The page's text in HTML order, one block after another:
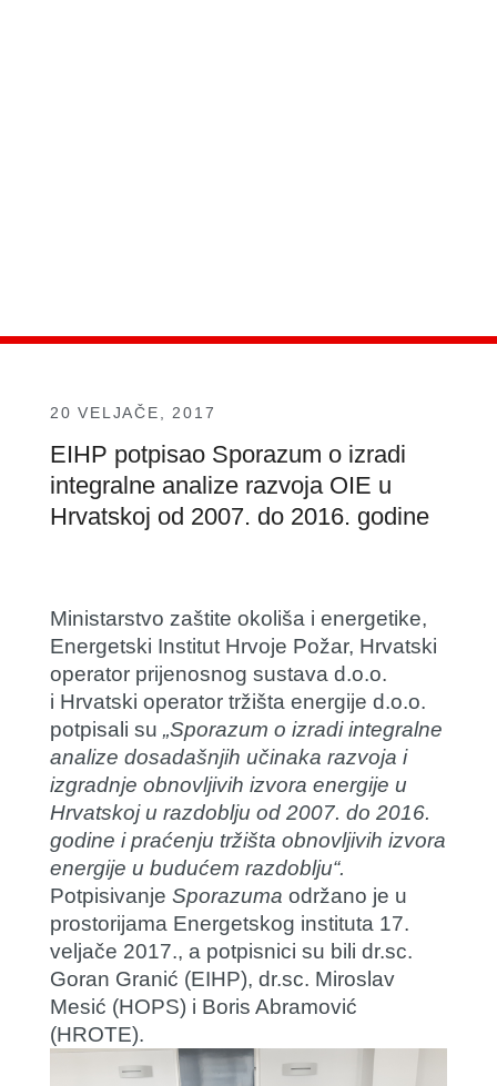
20 VELJAČE, 2017
EIHP potpisao Sporazum o izradi
integralne analize razvoja OIE u
Hrvatskoj od 2007. do 2016. godine
Ministarstvo zaštite okoliša i energetike,
Energetski Institut Hrvoje Požar, Hrvatski
operator prijenosnog sustava d.o.o.
i Hrvatski operator tržišta energije d.o.o.
potpisali su „Sporazum o izradi integralne
analize dosadašnjih učinaka razvoja i
izgradnje obnovljivih izvora energije u
Hrvatskoj u razdoblju od 2007. do 2016.
godine i praćenju tržišta obnovljivih izvora
energije u budućem razdoblju“.
Potpisivanje Sporazuma održano je u
prostorijama Energetskog instituta 17.
veljače 2017., a potpisnici su bili dr.sc.
Goran Granić (EIHP), dr.sc. Miroslav
Mesić (HOPS) i Boris Abramović
(HROTE).